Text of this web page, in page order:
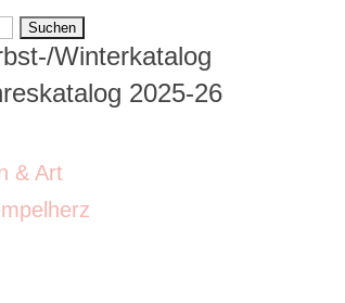
Winterkatalog
2025-26
& Art